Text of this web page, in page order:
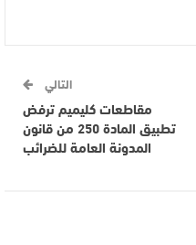
التالي
مقاطعات كليميم ترفض
تطبيق المادة 250 من قانون
المدونة العامة للضرائب